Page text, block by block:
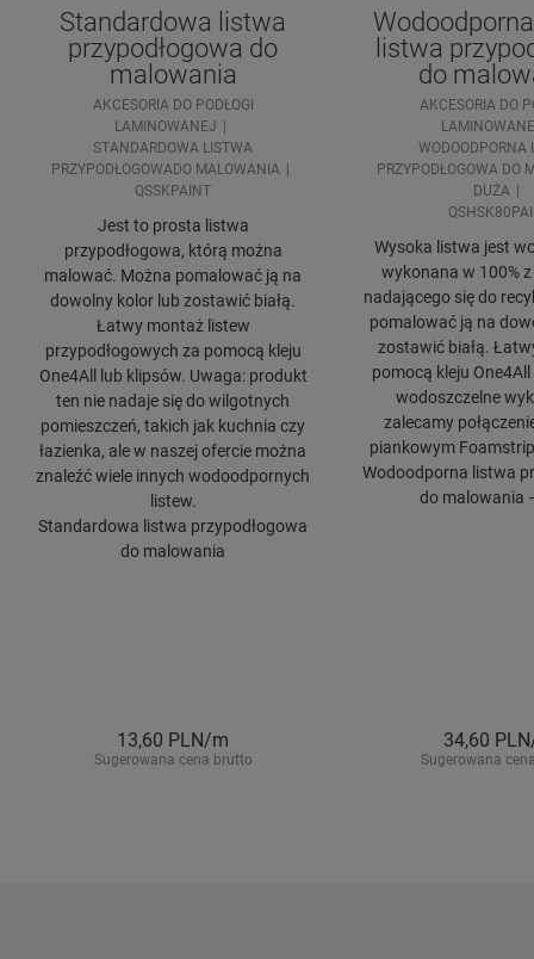
Standardowa listwa
przypodłogowa do
malowania
AKCESORIA DO PODŁOGI
LAMINOWANEJ
STANDARDOWA LISTWA
PRZYPODŁOGOWADO MALOWANIA
QSSKPAINT
Jest to prosta listwa
przypodłogowa, którą można
malować. Można pomalować ją na
dowolny kolor lub zostawić białą.
Łatwy montaż listew
przypodłogowych za pomocą kleju
One4All lub klipsów. Uwaga: produkt
ten nie nadaje się do wilgotnych
pomieszczeń, takich jak kuchnia czy
łazienka, ale w naszej ofercie można
znaleźć wiele innych wodoodpornych
listew.
Standardowa listwa przypodłogowa
do malowania
13,60 PLN/m
Sugerowana cena brutto
listwa
do
AKCESORIA DO
WODOODPORNA
PRZYPODŁOGOWA DO
DUŻA
Wysoka listwa jest
wykonana w 100%
nadającego się do
pomalować ją na
zostawić białą.
pomocą kleju
wodoszczelne
zalecamy
piankowym
Wodoodporna listwa
do malowania
34,60
Sugerowana